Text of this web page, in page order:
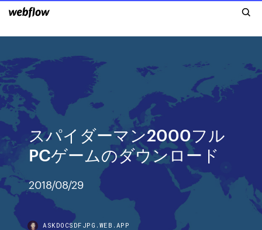
スパイダーマン2000フル
PCゲームのダウンロード
2018/08/29
ASKDOCSDFJPG.WEB.APP